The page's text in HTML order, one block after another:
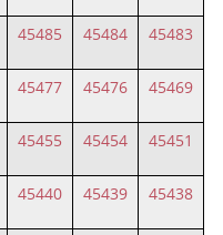
45485 45484 45483
45477 45476 45469
45455 45454 45451
45440 45439 45438